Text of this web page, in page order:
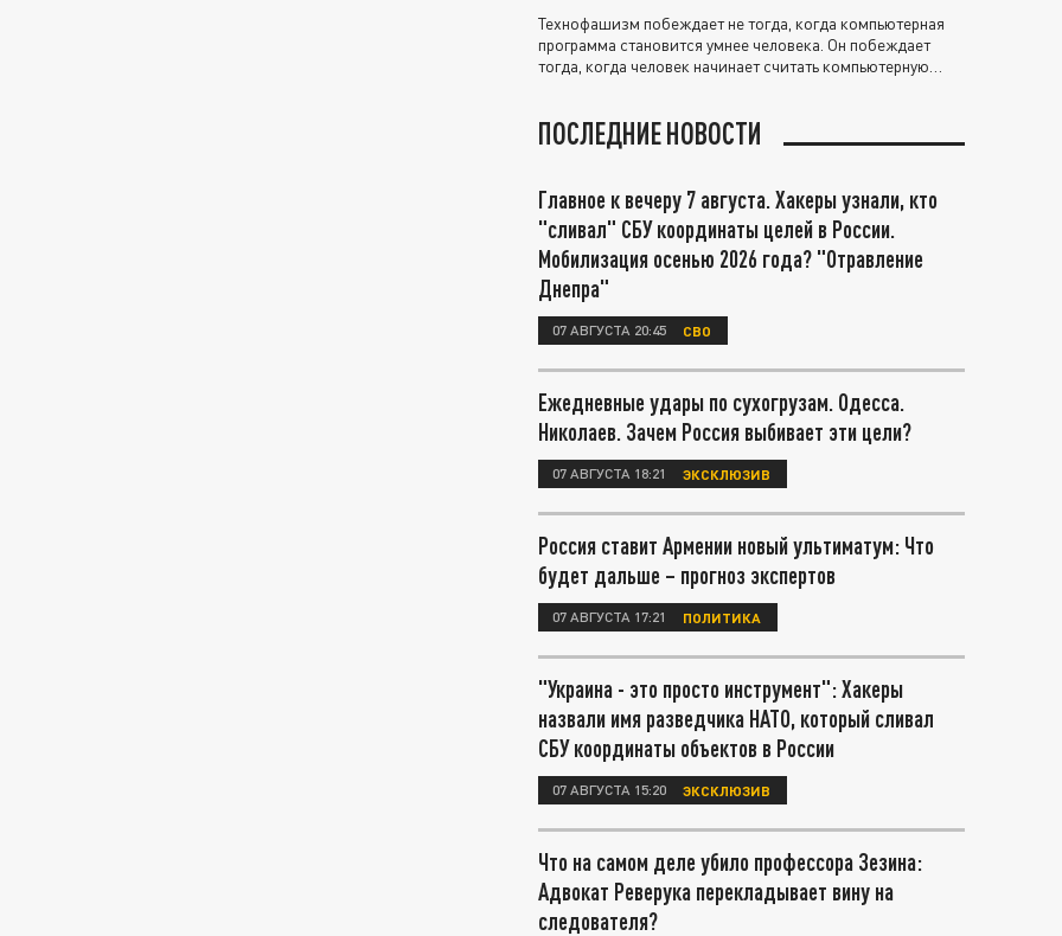
Технофашизм побеждает не тогда, когда компьютерная
программа становится умнее человека. Он побеждает
тогда, когда человек начинает считать компьютерную
ПОСЛЕДНИЕ НОВОСТИ
Главное к вечеру 7 августа. Хакеры узнали, кто
"сливал" СБУ координаты целей в России.
Мобилизация осенью 2026 года? "Отравление
Днепра"
07 АВГУСТА 20:45 СВО
Ежедневные удары по сухогрузам. Одесса.
Николаев. Зачем Россия выбивает эти цели?
07 АВГУСТА 18:21 ЭКСКЛЮЗИВ
Россия ставит Армении новый ультиматум: Что
будет дальше – прогноз экспертов
07 АВГУСТА 17:21 ПОЛИТИКА
"Украина - это просто инструмент": Хакеры
назвали имя разведчика НАТО, который сливал
СБУ координаты объектов в России
07 АВГУСТА 15:20 ЭКСКЛЮЗИВ
Что на самом деле убило профессора Зезина:
Адвокат Реверука перекладывает вину на
следователя?